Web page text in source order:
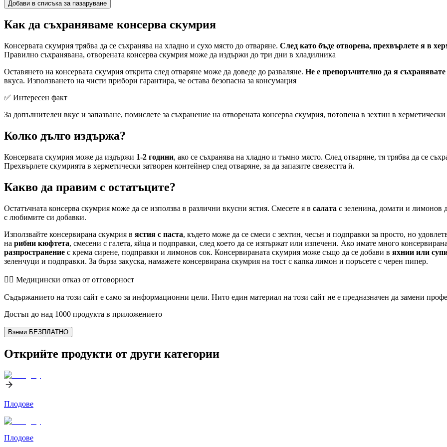
Добави в списъка за пазаруване
Как да съхраняваме консерва скумрия
Консервата скумрия трябва да се съхранява на хладно и сухо място до отваряне. След като бъде отворена, прехвърлете я в
Правилно съхранявана, отворената консерва скумрия може да издържи до три дни в хладилника
Оставянето на консервата скумрия открита след отваряне може да доведе до разваляне. Не е препоръчително да я
вкуса. Използването на чисти прибори гарантира, че остава безопасна за консумация
✅ Интересен факт
За допълнителен вкус и запазване, помислете за съхранение на отворената консерва скумрия, потопена в зехтин в
Колко дълго издържа?
Консервата скумрия може да издържи 1-2 години, ако се съхранява на хладно и тъмно място. След отваряне, тя трябва да се
Прехвърлете скумрията в херметически затворен контейнер след отваряне, за да запазите свежестта ѝ.
Какво да правим с остатъците?
Остатъчната консерва скумрия може да се използва в различни вкусни ястия. Смесете я в салата с зеленина, домати и лимонов
с любимите си добавки.
Използвайте консервирана скумрия в ястия с паста, където може да се смеси с зехтин, чесън и подправки за просто, но
на рибни кюфтета, смесени с галета, яйца и подправки, след което да се изпържат или изпечени. Ако имате много
разпространение с крема сирене, подправки и лимонов сок. Консервираната скумрия може също да се добави в яхнии или
зеленчуци и подправки. За бърза закуска, намажете консервирана скумрия на тост с капка лимон и поръсете с черен пипер.
👨‍⚕️️ Медицински отказ от отговорност
Съдържанието на този сайт е само за информационни цели. Нито един материал на този сайт не е предназначен да замени
Достъп до над 1000 продукта в приложението
Вземи БЕЗПЛАТНО
Открийте продукти от други категории
Плодове
Плодове